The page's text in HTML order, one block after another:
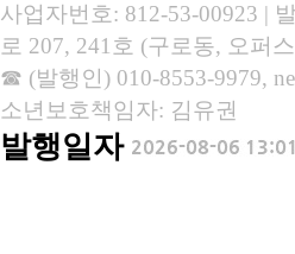
사업자번호: 812-53-00923 |
로 207, 241호 (구로동, 오퍼
☎ (발행인) 010-8553-9979,
소년보호책임자: 김유권
발행일자